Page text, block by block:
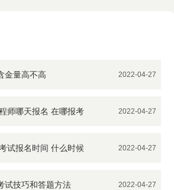
金量高不高 2022-04-27
师哪天报名 在哪报考 2022-04-27
试报名时间 什么时候 2022-04-27
试技巧和答题方法 2022-04-27